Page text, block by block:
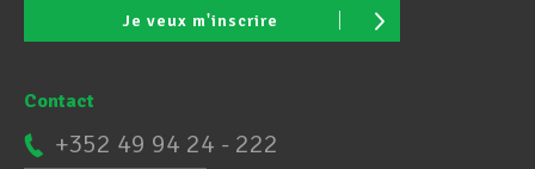
Je veux m'inscrire
Contact
+352 49 94 24 - 222